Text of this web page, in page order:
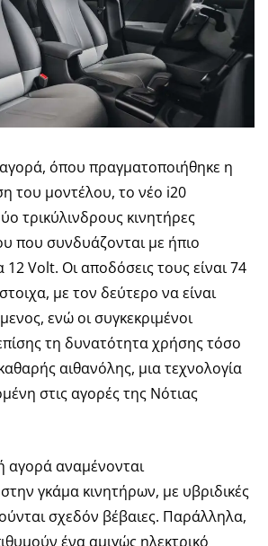
αγορά, όπου πραγματοποιήθηκε η
του μοντέλου, το νέο i20
τρικύλινδρους κινητήρες
που συνδυάζονται με ήπιο
Volt. Οι αποδόσεις τους είναι 74
με τον δεύτερο να είναι
ενώ οι συγκεκριμένοι
τη δυνατότητα χρήσης τόσο
αιθανόλης, μια τεχνολογία
στις αγορές της Νότιας
αγορά αναμένονται
γκάμα κινητήρων, με υβριδικές
σχεδόν βέβαιες. Παράλληλα,
ένα αμιγώς ηλεκτρικό